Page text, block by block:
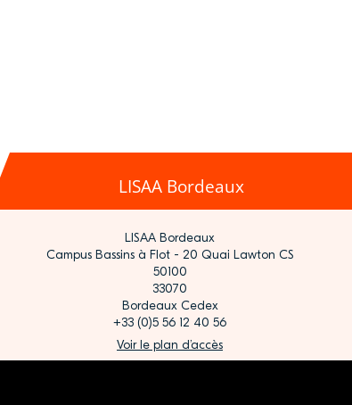
LISAA Bordeaux
LISAA Bordeaux
Campus Bassins à Flot - 20 Quai Lawton CS
50100
33070
Bordeaux Cedex
+33 (0)5 56 12 40 56
Voir le plan d’accès